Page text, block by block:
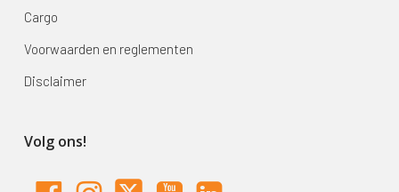
Cargo
Voorwaarden en reglementen
Disclaimer
Volg ons!